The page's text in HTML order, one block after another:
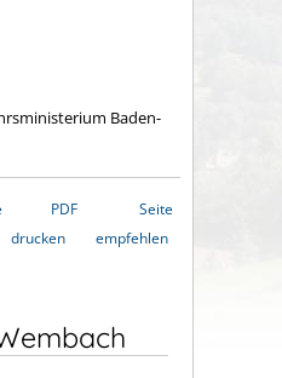
Baden-
PDF
drucken
Seite
empfehlen